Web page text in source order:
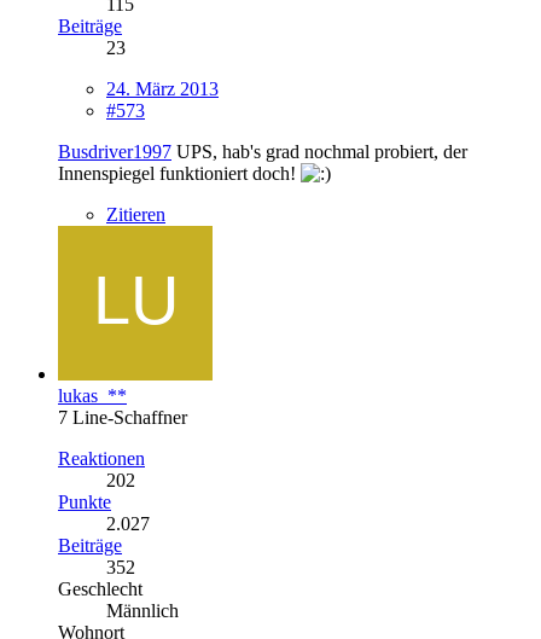
Beiträge
23
24. März 2013
#573
Busdriver1997 UPS, hab's grad nochmal probiert, der
Innenspiegel funktioniert doch!
Zitieren
lukas_**
7 Line-Schaffner
Reaktionen
202
Punkte
2.027
Beiträge
352
Geschlecht
Männlich
Wohnort